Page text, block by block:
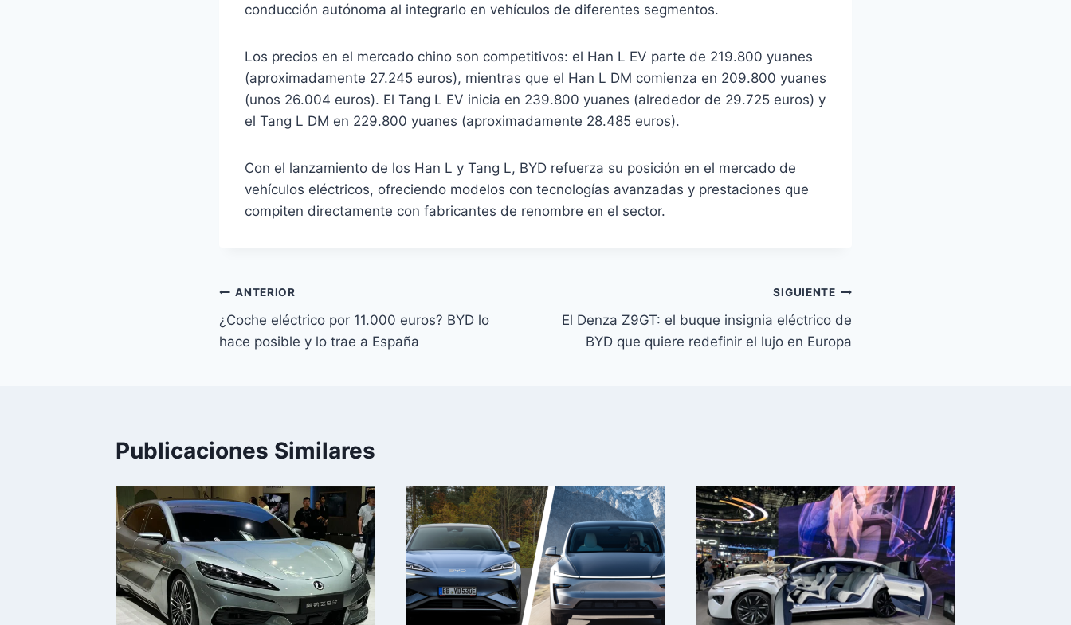
conducción autónoma al integrarlo en vehículos de diferentes segmentos.
Los precios en el mercado chino son competitivos: el Han L EV parte de 219.800 yuanes
(aproximadamente 27.245 euros), mientras que el Han L DM comienza en 209.800 yuanes
(unos 26.004 euros). El Tang L EV inicia en 239.800 yuanes (alrededor de 29.725 euros) y
el Tang L DM en 229.800 yuanes (aproximadamente 28.485 euros).
Con el lanzamiento de los Han L y Tang L, BYD refuerza su posición en el mercado de
vehículos eléctricos, ofreciendo modelos con tecnologías avanzadas y prestaciones que
compiten directamente con fabricantes de renombre en el sector.
Navegación
de
ANTERIOR
¿Coche eléctrico por 11.000 euros? BYD lo
hace posible y lo trae a España
SIGUIENTE
El Denza Z9GT: el buque insignia eléctrico de
BYD que quiere redefinir el lujo en Europa
Publicaciones Similares